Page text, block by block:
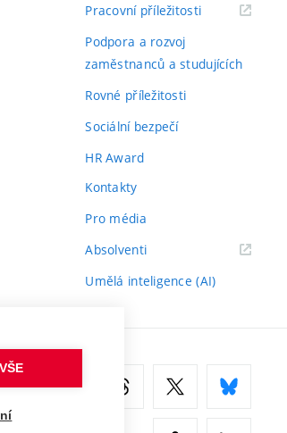
Pracovní příležitosti(externí
Podpora a rozvoj
zaměstnanců a studujících
Rovné příležitosti
Sociální bezpečí
HR Award
Kontakty
Pro média
Absolventi(externí
Umělá inteligence (AI)